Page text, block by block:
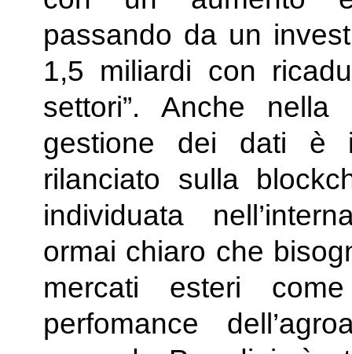
passando da un
1,5 miliardi con
settori”. Anche
gestione dei dati è
rilanciato sulla
individuata
ormai chiaro che
mercati esteri
perfomance